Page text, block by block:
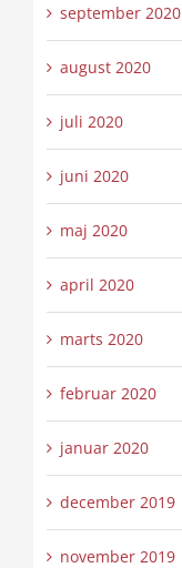
september 2020
august 2020
juli 2020
juni 2020
maj 2020
april 2020
marts 2020
februar 2020
januar 2020
december 2019
november 2019